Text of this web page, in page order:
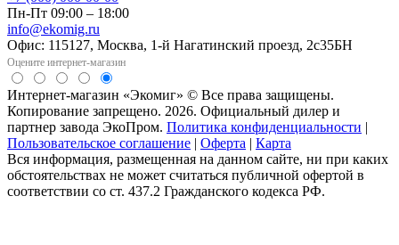
Пн-Пт 09:00 – 18:00
info@ekomig.ru
Офис: 115127, Москва, 1-й Нагатинский проезд, 2с35БН
Оцените интернет-магазин
Интернет-магазин «Экомиг» © Все права защищены.
Копирование запрещено. 2026. Официальный дилер и
партнер завода ЭкоПром. Политика конфиденциальности |
Пользовательское соглашение | Оферта | Карта
Вся информация, размещенная на данном сайте, ни при каких
обстоятельствах не может считаться публичной офертой в
соответствии со ст. 437.2 Гражданского кодекса РФ.